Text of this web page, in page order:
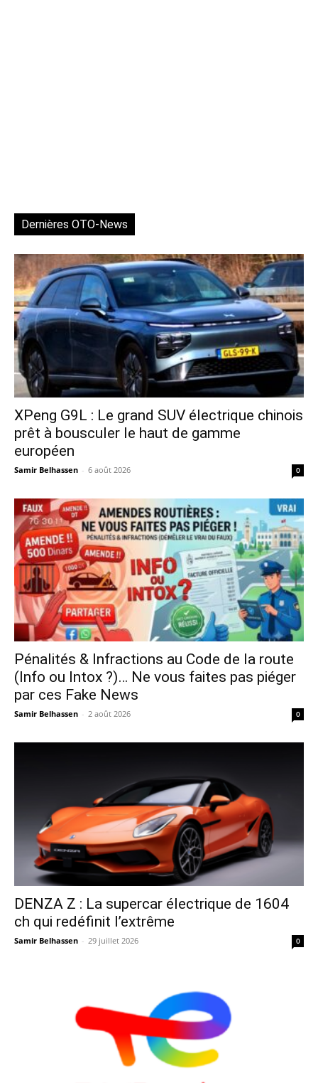
Dernières OTO-News
XPeng G9L : Le grand SUV électrique chinois
prêt à bousculer le haut de gamme
européen
Samir Belhassen - 6 août 2026 0
Pénalités & Infractions au Code de la route
(Info ou Intox ?)… Ne vous faites pas piéger
par ces Fake News
Samir Belhassen - 2 août 2026 0
DENZA Z : La supercar électrique de 1604
ch qui redéfinit l’extrême
Samir Belhassen - 29 juillet 2026 0